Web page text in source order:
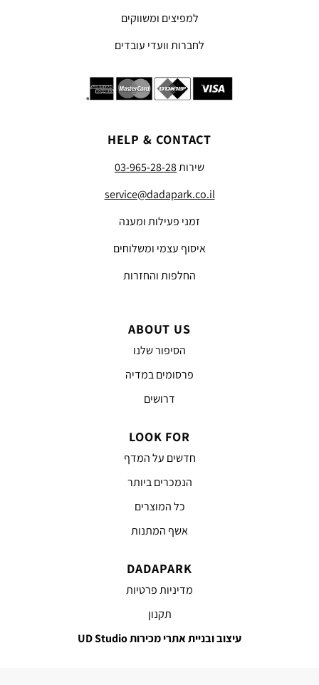
למפיצים ומשווקים
לחברות וועדי עובדים
HELP & CONTACT
שירות03-965-28-28
service@dadapark.co.il
זמני פעילות ומענה
איסוף עצמי ומשלוחים
החלפות והחזרות
ABOUT US
הסיפור שלנו
פרסומים במדיה
דרושים
LOOK FOR
חדשים על המדף
הנמכרים ביותר
כל המוצרים
אשף המתנות
DADAPARK
מדיניות פרטיות
תקנון
עיצוב ובניית אתרי מכירות UD Studio